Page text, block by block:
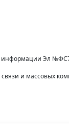
информации Эл
и массовых